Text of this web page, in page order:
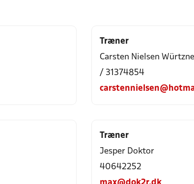
Træner
Carsten Nielsen
/ 31374854
Træner
Jesper Doktor
40642252